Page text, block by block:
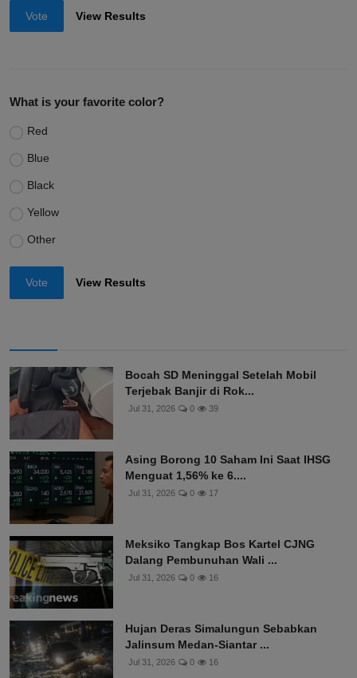
Vote View Results
What is your favorite color?
Red
Blue
Black
Yellow
Other
Vote View Results
Bocah SD Meninggal Setelah Mobil
Terjebak Banjir di Rok...
Jul 31, 2026 0 39
Asing Borong 10 Saham Ini Saat IHSG
Menguat 1,56% ke 6....
Jul 31, 2026 0 17
Meksiko Tangkap Bos Kartel CJNG
Dalang Pembunuhan Wali ...
Jul 31, 2026 0 16
Hujan Deras Simalungun Sebabkan
Jalinsum Medan-Siantar ...
Jul 31, 2026 0 16